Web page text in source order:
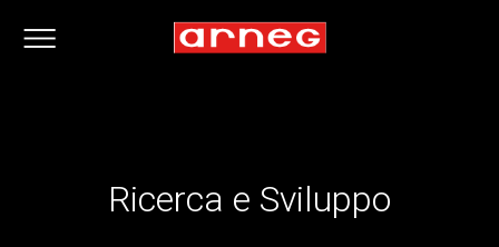
Ricerca e Sviluppo